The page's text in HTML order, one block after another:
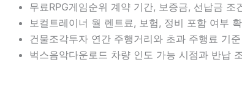
무료RPG게임순위 계약 기간, 보증금, 선납금
보컬트레이너 월 렌트료, 보험, 정비 포함 여부
건물조각투자 연간 주행거리와 초과 주행료 기
벅스음악다운로드 차량 인도 가능 시점과 반납